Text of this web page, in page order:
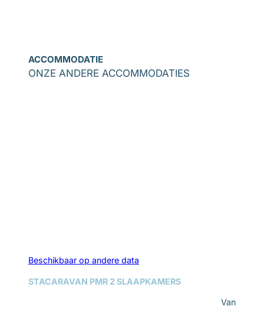
ACCOMMODATIE
ONZE ANDERE ACCOMMODATIES
Beschikbaar op andere data
STACARAVAN PMR 2 SLAAPKAMERS
Van